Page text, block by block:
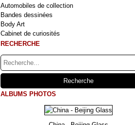
Automobiles de collection
Bandes dessinées
Body Art
Cabinet de curiosités
RECHERCHE
ALBUMS PHOTOS